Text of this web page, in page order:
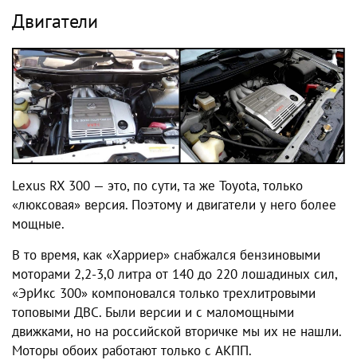
Двигатели
Lexus RX 300 — это, по сути, та же Toyota, только
«люксовая» версия. Поэтому и двигатели у него более
мощные.
В то время, как «Харриер» снабжался бензиновыми
моторами 2,2-3,0 литра от 140 до 220 лошадиных сил,
«ЭрИкс 300» компоновался только трехлитровыми
топовыми ДВС. Были версии и с маломощными
движками, но на российской вторичке мы их не нашли.
Моторы обоих работают только с АКПП.